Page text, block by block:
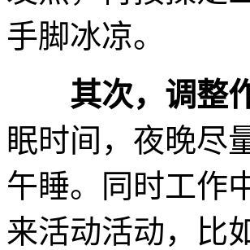
手脚冰凉。
其次，调整
眠时间，夜晚尽
午睡。同时工作
来活动活动，比